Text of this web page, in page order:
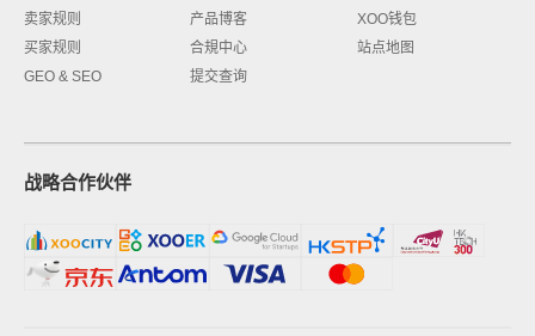
卖家规则
买家规则
GEO & SEO
产品博客
合規中心
提交查询
XOO钱包
站点地图
战略合作伙伴